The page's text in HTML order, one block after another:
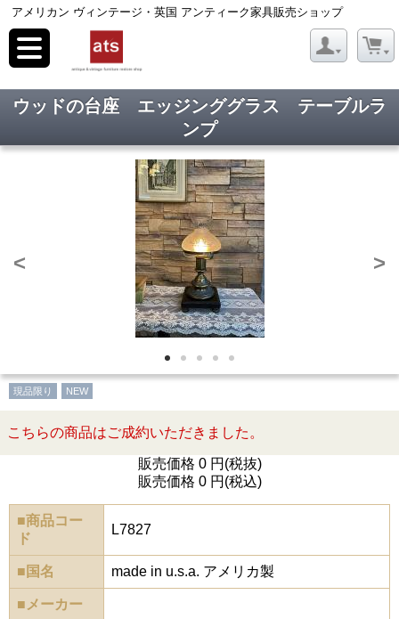
アメリカン ヴィンテージ・英国 アンティーク家具販売ショップ
toggle
navigation
ウッドの台座 エッジンググラス テーブルラ
ンプ
< >
現品限り NEW
こちらの商品はご成約いただきました。
販売価格 0 円(税抜)
販売価格 0 円(税込)
■商品コー
ド
L7827
■国名 made in u.s.a. アメリカ製
■メーカー